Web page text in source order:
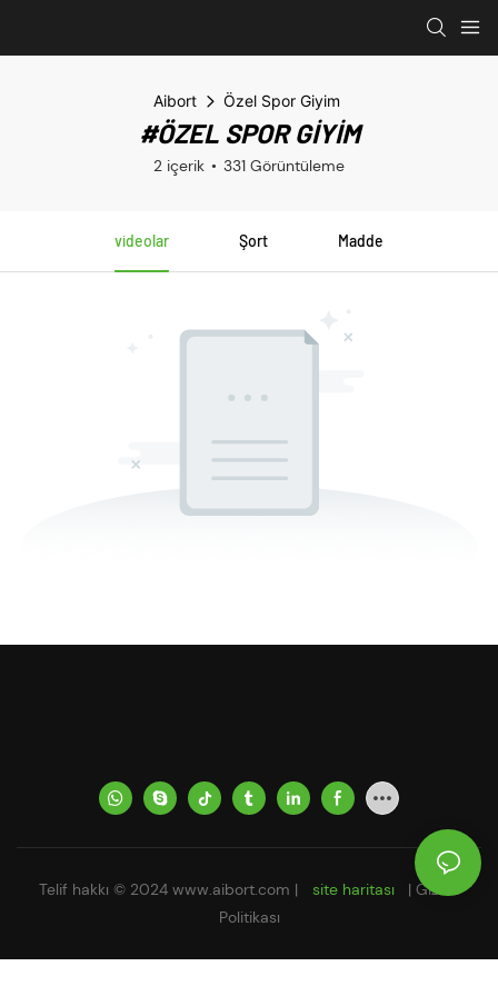
Aibort Özel Spor Giyim
#ÖZEL SPOR GIYIM
2 içerik 331 Görüntüleme
videolar Şort Madde
Telif hakkı © 2024 www.aibort.com | site haritası | Gizlilik
Politikası